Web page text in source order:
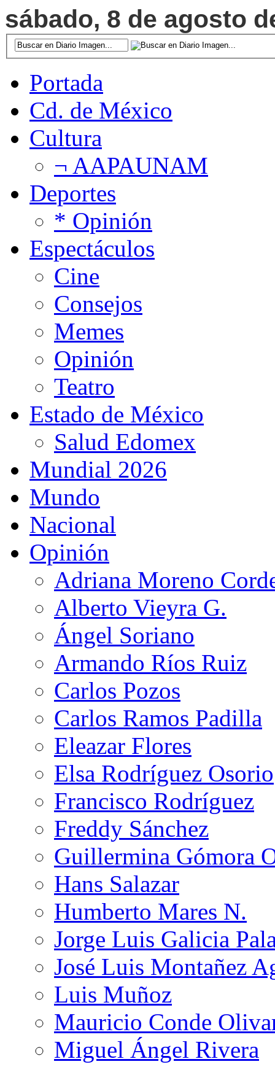
sábado, 8 de agosto
Portada
Cd. de México
Cultura
¬ AAPAUNAM
Deportes
* Opinión
Espectáculos
Cine
Consejos
Memes
Opinión
Teatro
Estado de México
Salud Edomex
Mundial 2026
Mundo
Nacional
Opinión
Adriana Moreno
Alberto Vieyra G.
Ángel Soriano
Armando Ríos Ruiz
Carlos Pozos
Carlos Ramos Padilla
Eleazar Flores
Elsa Rodríguez Osorio
Francisco Rodríguez
Freddy Sánchez
Guillermina Gómora
Hans Salazar
Humberto Mares N.
Jorge Luis Galicia
José Luis Montañez
Luis Muñoz
Mauricio Conde
Miguel Ángel Rivera